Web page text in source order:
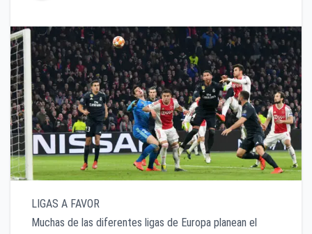
LIGAS A FAVOR
Muchas de las diferentes ligas de Europa planean el